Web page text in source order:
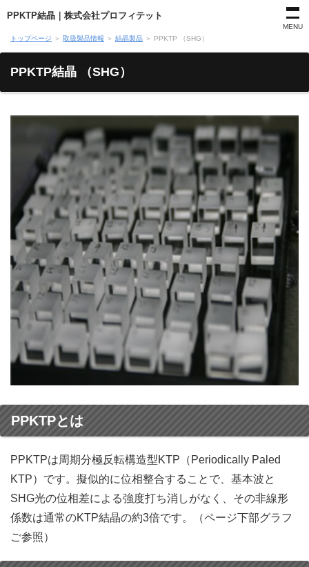
PPKTP結晶｜株式会社プロフィテット
MENU
トップページ ＞ 取扱製品情報 ＞ 結晶製品 ＞ PPKTP （SHG）
PPKTP結晶 （SHG）
PPKTPとは
PPKTPは周期分極反転構造型KTP（Periodically Paled
KTP）です。擬似的に位相整合することで、基本波と
SHG光の位相差による強度打ち消しがなく、その非線形
係数は通常のKTP結晶の約3倍です。（ページ下部グラフ
ご参照）